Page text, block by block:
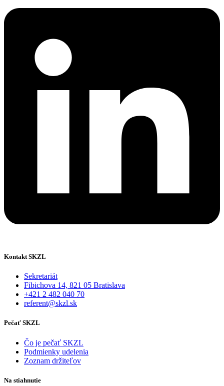
Kontakt SKZL
Sekretariát
Fibichova 14, 821 05 Bratislava
+421 2 482 040 70
referent@skzl.sk
Pečať SKZL
Čo je pečať SKZL
Podmienky udelenia
Zoznam držiteľov
Na stiahnutie